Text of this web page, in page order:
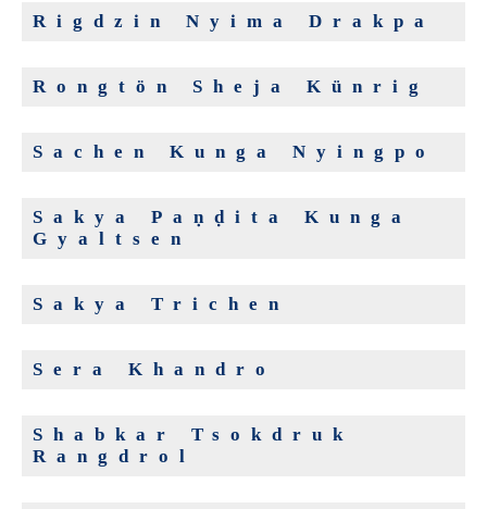
Rigdzin Nyima Drakpa
Rongtön Sheja Künrig
Sachen Kunga Nyingpo
Sakya Paṇḍita Kunga
Gyaltsen
Sakya Trichen
Sera Khandro
Shabkar Tsokdruk
Rangdrol